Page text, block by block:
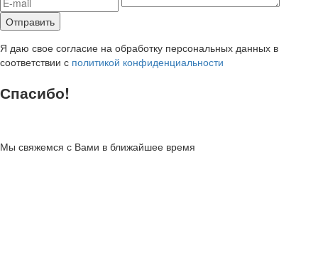
Я даю свое согласие на обработку персональных данных в
соответствии с политикой конфиденциальности
Спасибо!
Мы свяжемся с Вами в ближайшее время